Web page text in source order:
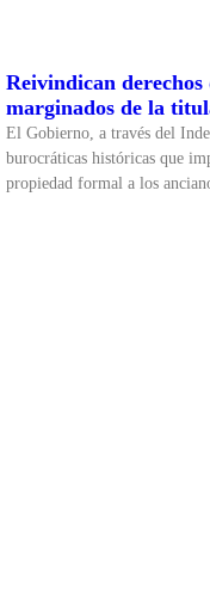
Reivindican derechos
marginados de la
El Gobierno, a través del
burocráticas históricas que
propiedad formal a los